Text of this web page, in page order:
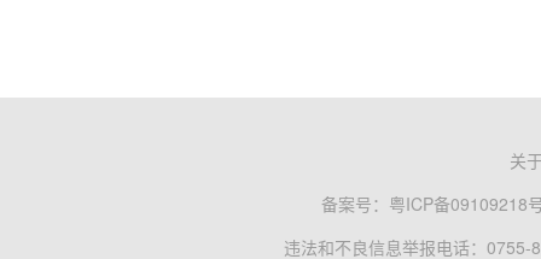
关
备案号： 粤ICP备09109218
违法和不良信息举报电话：0755-